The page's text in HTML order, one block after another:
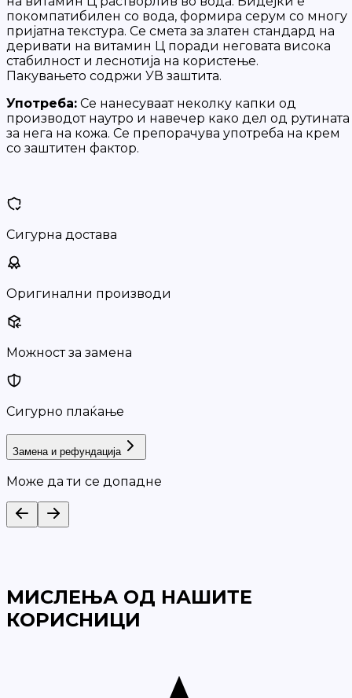
покомпатибилен со вода, формира серум со многу
пријатна текстура. Се смета за златен стандард на
деривати на витамин Ц поради неговата висока
стабилност и леснотија на користење.
Пакувањето содржи УВ заштита.
Употреба: Се нанесуваат неколку капки од
производот наутро и навечер како дел од рутината
за нега на кожа. Се препорачува употреба на крем
со заштитен фактор.
Сигурна достава
Оригинални производи
Можност за замена
Сигурно плаќање
Замена и рефундација
Може да ти се допадне
МИСЛЕЊА ОД НАШИТЕ
КОРИСНИЦИ